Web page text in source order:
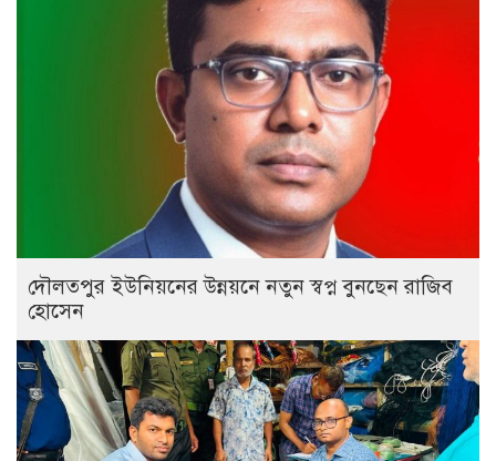
দৌলতপুর ইউনিয়নের উন্নয়নে নতুন স্বপ্ন বুনছেন রাজিব
হোসেন